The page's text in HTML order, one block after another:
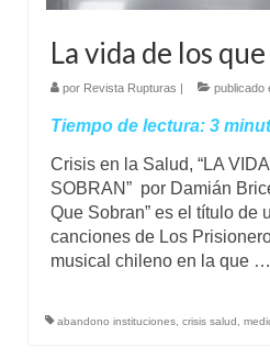
La vida de los
por Revista Rupturas publicado
Tiempo de lectura: 3
Crisis en la Salud, “LA
SOBRAN” por Damián
Que Sobran” es el título de
canciones de Los
musical chileno en la que …
abandono instituciones, crisis salud,